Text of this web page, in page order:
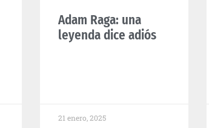
Adam Raga: una
leyenda dice adiós
21 enero, 2025